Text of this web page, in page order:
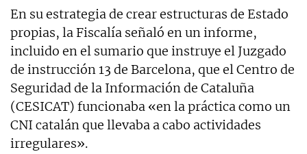
En su estrategia de crear estructuras de Estado
propias, la Fiscalía señaló en un informe,
incluido en el sumario que instruye el Juzgado
de instrucción 13 de Barcelona, que el Centro de
Seguridad de la Información de Cataluña
(CESICAT) funcionaba «en la práctica como un
CNI catalán que llevaba a cabo actividades
irregulares».